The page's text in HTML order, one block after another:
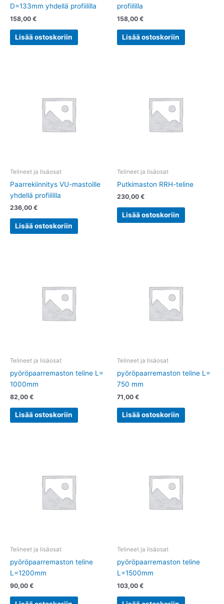
D=133mm yhdellä profiililla
158,00 €
Lisää ostoskoriin
profiililla
158,00 €
Lisää ostoskoriin
Telineet ja lisäosat
Paarrekiinnitys VU-mastoille
yhdellä profiililla
236,00 €
Lisää ostoskoriin
Telineet ja lisäosat
Putkimaston RRH-teline
230,00 €
Lisää ostoskoriin
Telineet ja lisäosat
pyöröpaarremaston teline L=
1000mm
82,00 €
Lisää ostoskoriin
Telineet ja lisäosat
pyöröpaarremaston teline L=
750 mm
71,00 €
Lisää ostoskoriin
Telineet ja lisäosat
pyöröpaarremaston teline
L=1200mm
90,00 €
Telineet ja lisäosat
pyöröpaarremaston teline
L=1500mm
103,00 €